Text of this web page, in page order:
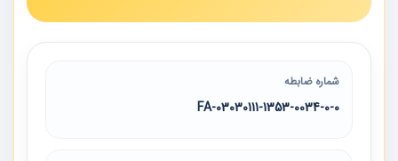
شماره ضابطه
03030111-1353-0034-0-0-FA